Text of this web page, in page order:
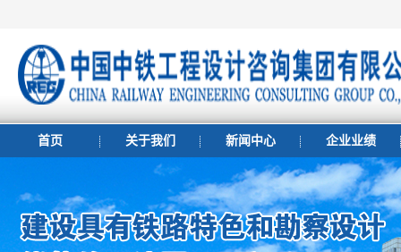
首页 关于我们 新闻中心 企业业绩